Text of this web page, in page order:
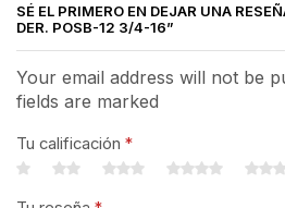
SÉ EL PRIMERO EN DEJAR UNA
DER. POSB-12 3/4-16”
Your email address will not be
fields are marked
Tu calificación *